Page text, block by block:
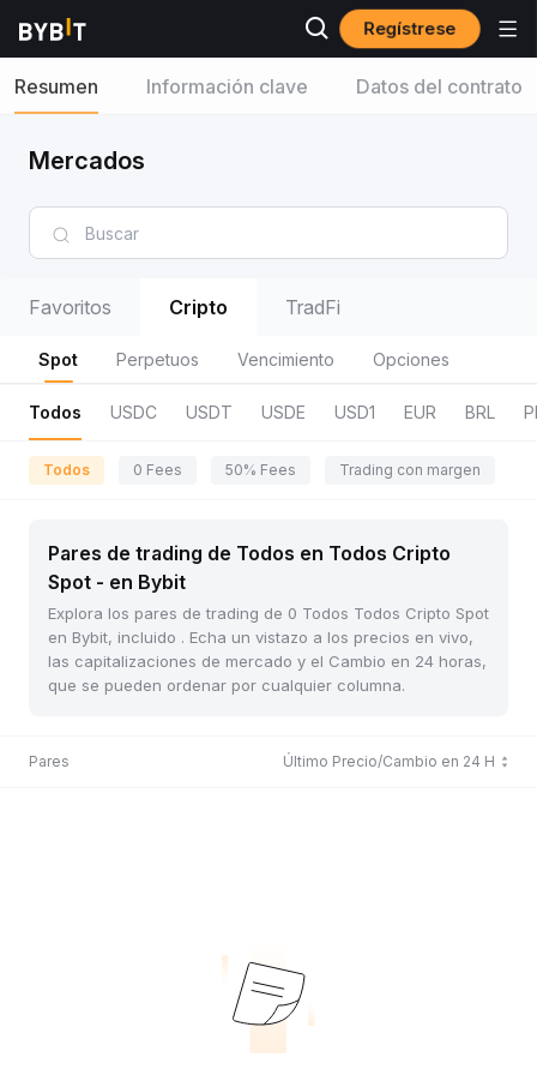
Regístrese
Resumen Información clave Datos del contrato
Mercados
Favoritos Cripto TradFi
Spot Perpetuos Vencimiento Opciones
Todos USDC USDT USDE USD1 EUR BRL
Todos 0 Fees 50% Fees Trading con margen
Pares de trading de Todos en Todos Cripto
Spot - en Bybit
Explora los pares de trading de 0 Todos Todos Cripto Spot
en Bybit, incluido . Echa un vistazo a los precios en vivo,
las capitalizaciones de mercado y el Cambio en 24 horas,
que se pueden ordenar por cualquier columna.
Pares Último Precio/Cambio en 24 H